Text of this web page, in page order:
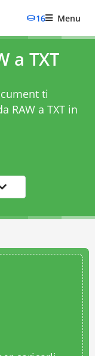
16 Menu
a TXT
ti
RAW a TXT in